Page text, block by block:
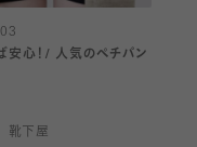
安心！/ 人気のペチパン
靴下屋